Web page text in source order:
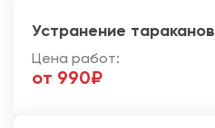
Устранение тараканов
Цена работ:
от 990₽